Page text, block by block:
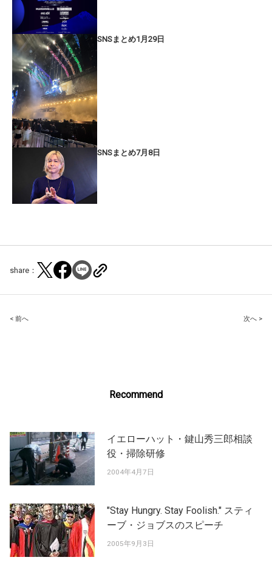
SNSまとめ1月29日
SNSまとめ7月8日
share：
Post
< 前へ 次へ >
Recommend
イエローハット・鍵山秀三郎相談
役・掃除研修
2004年4月7日
"Stay Hungry. Stay Foolish." スティ
ーブ・ジョブスのスピーチ
2005年9月3日